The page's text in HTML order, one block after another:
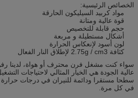
الخصائص الرئيسية:
مواد كربيد السيليكون الحارقة
قوة عالية ومتانة
حجم قابلة للتخصيص
أشكال مستطيلة و مربعة
لون أسود لإنعكاس الحرارة
كثافة 2.75g / cm3 لإطلاق النار الفعال
سواء كنت مشغل فرن محترف أو هواة، لدينا
عالية الجودة هي الخيار المثالي لاحتياجات
سطحا مستقرا ودائمة للنيران في درجات حرارة
في كل مرة.